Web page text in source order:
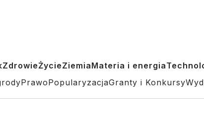
ZdrowieŻycieZiemiaMateria i energia
PrawoPopularyzacjaGranty i Konkursy